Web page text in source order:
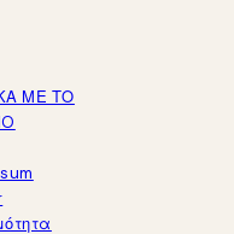
ΜΕ ΤΟ